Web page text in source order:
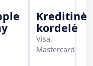
Kreditinė
kordelė
Visa,
Mastercard